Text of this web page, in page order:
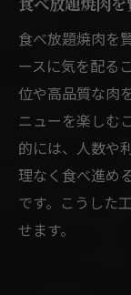
食べ放題焼肉を
ースに気を配る
位や高品質な肉
ニューを楽しむ
的には、人数や
理なく食べ進め
です。こうした
せます。